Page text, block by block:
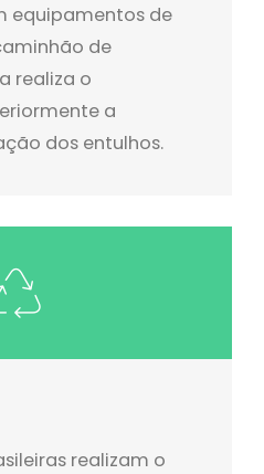
equipamentos de
de
realiza o
a
dos entulhos.
realizam o